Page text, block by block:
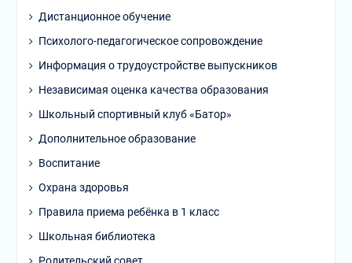
Дистанционное обучение
Психолого-педагогическое сопровождение
Информация о трудоустройстве выпускников
Независимая оценка качества образования
Школьный спортивный клуб «Батор»
Дополнительное образование
Воспитание
Охрана здоровья
Правила приема ребёнка в 1 класс
Школьная библиотека